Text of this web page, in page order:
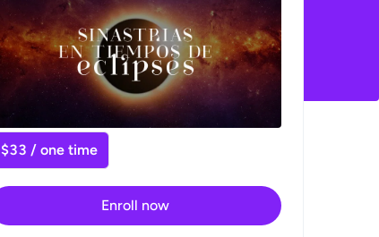
$33 / one time
Enroll now